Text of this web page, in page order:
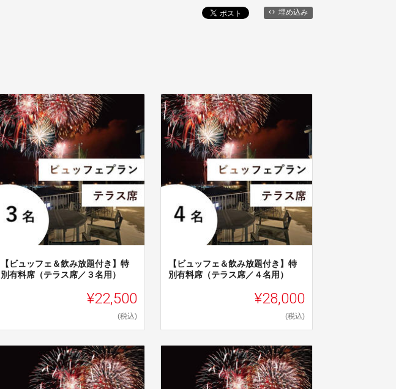
埋め込み
【ビュッフェ＆飲み放題付き】特
別有料席（テラス席／３名用）
¥22,500
(税込)
【ビュッフェ＆飲み放題付き】特
別有料席（テラス席／４名用）
¥28,000
(税込)